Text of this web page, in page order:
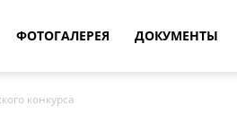
ФОТОГАЛЕРЕЯ ДОКУМЕНТЫ
конкурса